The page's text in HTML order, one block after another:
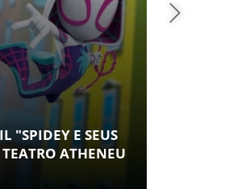
"SPIDEY E SEUS
ATHENEU